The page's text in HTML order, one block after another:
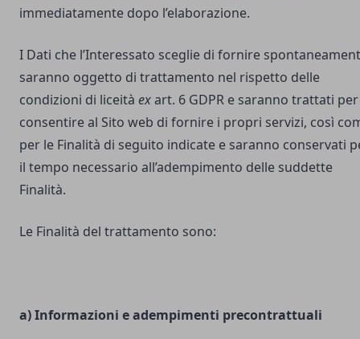
immediatamente dopo l’elaborazione.
I Dati che l’Interessato sceglie di fornire
saranno oggetto di trattamento nel rispetto delle
condizioni di liceità exart. 6 GDPR e saranno trattati per
consentire al Sito web di fornire i propri servizi, così
per le Finalità di seguito indicate e saranno conservati
il tempo necessario all’adempimento delle suddette
Finalità.
Le Finalità del trattamento sono:
a) Informazioni e adempimenti precontrattuali